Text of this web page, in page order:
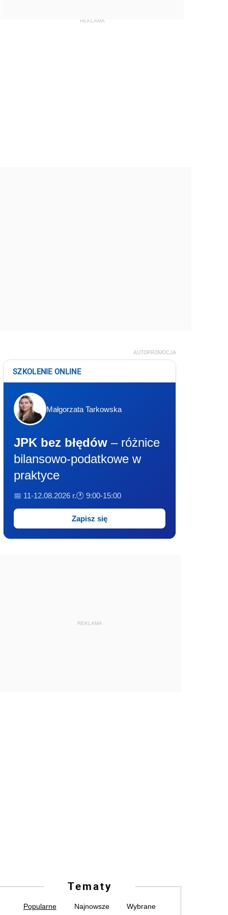
AUTOPROMOCJA
SZKOLENIE ONLINE
Małgorzata Tarkowska
JPK bez błędów – różnice
bilansowo-podatkowe w
praktyce
📅 11-12.08.2026 r.🕐 9:00-15:00
Zapisz się
REKLAMA
Tematy
Popularne Najnowsze Wybrane